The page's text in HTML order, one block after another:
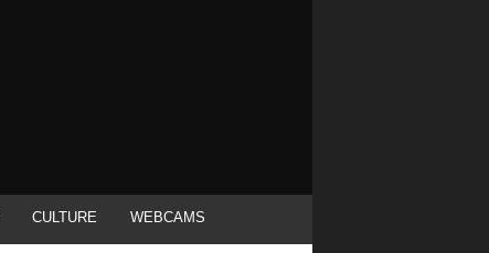
CULTURE WEBCAMS